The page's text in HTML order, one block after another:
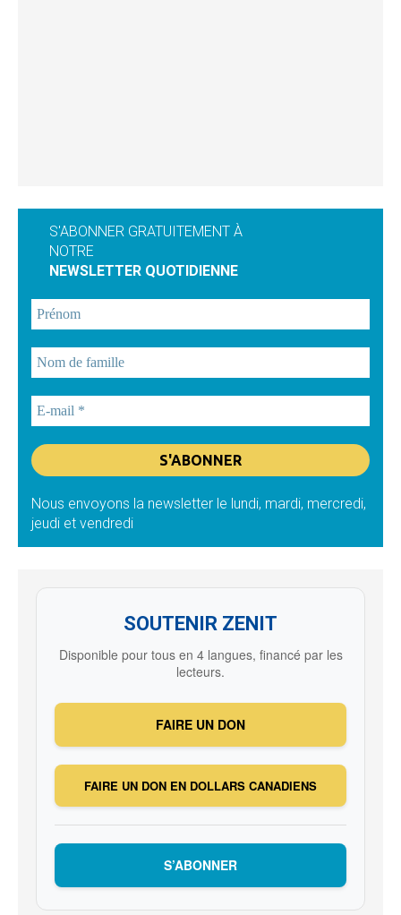
S'ABONNER GRATUITEMENT À
NOTRE
NEWSLETTER QUOTIDIENNE
Nous envoyons la newsletter le lundi, mardi, mercredi,
jeudi et vendredi
SOUTENIR ZENIT
Disponible pour tous en 4 langues, financé par les
lecteurs.
FAIRE UN DON
FAIRE UN DON EN DOLLARS CANADIENS
S’ABONNER